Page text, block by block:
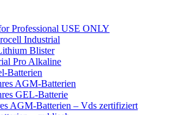
Professional USE ONLY
Industrial
Blister
Pro Alkaline
Batterien
AGM-Batterien
GEL-Batterie
AGM-Batterien – Vds zertifiziert